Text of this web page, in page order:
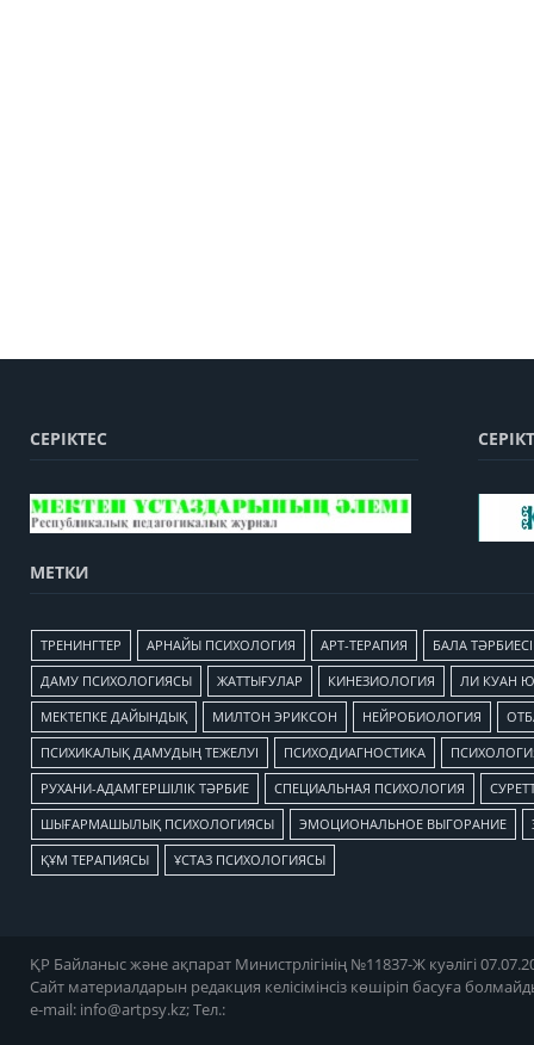
СЕРІКТЕС
МЕТКИ
TРЕНИНГТЕР АРНАЙЫ ПСИХОЛОГИЯ АРТ-ТЕРАПИЯ БАЛА ТӘРБИЕСІ
ДАМУ ПСИХОЛОГИЯСЫ ЖАТТЫҒУЛАР КИНЕЗИОЛОГИЯ ЛИ КУАН
МЕКТЕПКЕ ДАЙЫНДЫҚ МИЛТОН ЭРИКСОН НЕЙРОБИОЛОГИЯ
ПСИХИКАЛЫҚ ДАМУДЫҢ ТЕЖЕЛУІ ПСИХОДИАГНОСТИКА
РУХАНИ-АДАМГЕРШІЛІК ТӘРБИЕ СПЕЦИАЛЬНАЯ ПСИХОЛОГИЯ
ШЫҒАРМАШЫЛЫҚ ПСИХОЛОГИЯСЫ ЭМОЦИОНАЛЬНОЕ ВЫГОРАНИЕ
ҚҰМ ТЕРАПИЯСЫ ҰСТАЗ ПСИХОЛОГИЯСЫ
ҚР Байланыс және ақпарат Министрлігінің №11837-Ж куәлігі
Сайт материалдарын редакция келісімінсіз көшіріп басуға
e-mail: info@artpsy.kz; Тел.: